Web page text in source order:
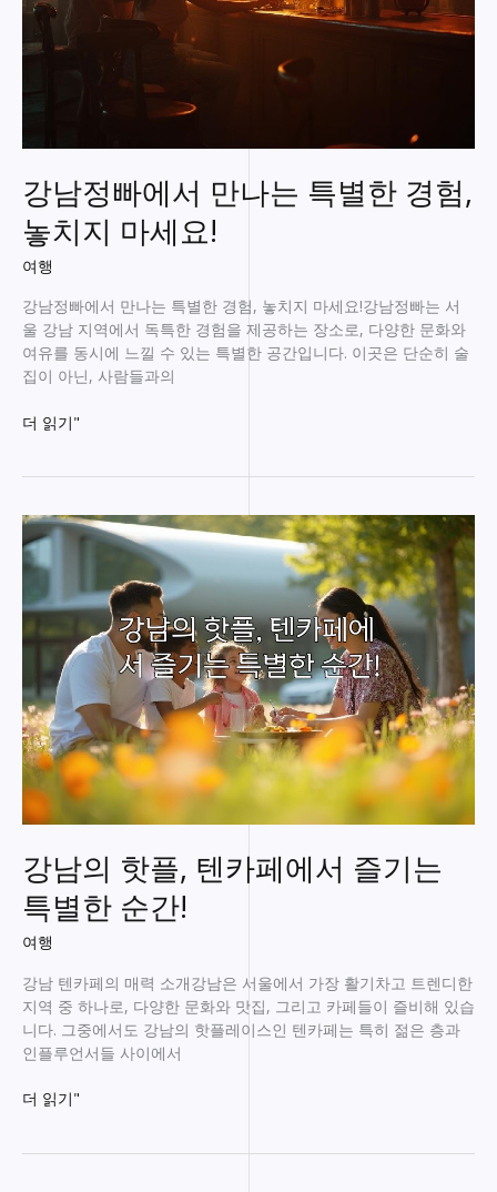
탐
강남정빠에서 만나는 특별한 경험,
놓치지 마세요!
여행
강남정빠에서 만나는 특별한 경험, 놓치지 마세요!강남정빠는 서
울 강남 지역에서 독특한 경험을 제공하는 장소로, 다양한 문화와
여유를 동시에 느낄 수 있는 특별한 공간입니다. 이곳은 단순히 술
집이 아닌, 사람들과의
강
에
서
만
는
특
경
험,
놓
치
지
마
요!
더 읽기"
강남의 핫플, 텐카페에서 즐기는
특별한 순간!
여행
강남 텐카페의 매력 소개강남은 서울에서 가장 활기차고 트렌디한
지역 중 하나로, 다양한 문화와 맛집, 그리고 카페들이 즐비해 있습
니다. 그중에서도 강남의 핫플레이스인 텐카페는 특히 젊은 층과
인플루언서들 사이에서
강
더 읽기"